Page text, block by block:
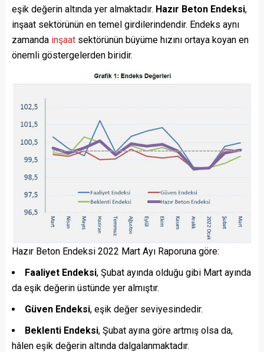
eşik değerin altında yer almaktadır. Hazır Beton Endeksi,
inşaat sektörünün en temel girdilerindendir. Endeks aynı
zamanda inşaat sektörünün büyüme hızını ortaya koyan en
önemli göstergelerden biridir.
Hazır Beton Endeksi 2022 Mart Ayı Raporuna göre:
Faaliyet Endeksi, Şubat ayında olduğu gibi Mart ayında
da eşik değerin üstünde yer almıştır.
Güven Endeksi, eşik değer seviyesindedir.
Beklenti Endeksi, Şubat ayına göre artmış olsa da,
hâlen eşik değerin altında dalgalanmaktadır.